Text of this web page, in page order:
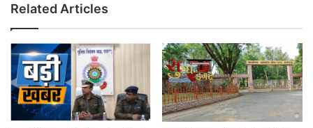
Related Articles